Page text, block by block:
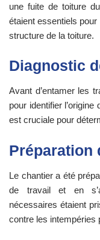
une fuite de toiture
étaient essentiels
structure de la toiture.
Diagnostic
Avant d’entamer les
pour identifier
est cruciale pour
Préparation
Le chantier a été
de travail et en
nécessaires étaient
contre les intempéries